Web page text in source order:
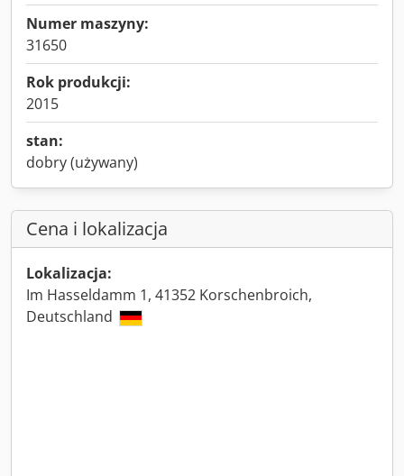
Numer maszyny:
31650
Rok produkcji:
2015
stan:
dobry (używany)
Cena i lokalizacja
Lokalizacja:
Im Hasseldamm 1, 41352 Korschenbroich,
Deutschland